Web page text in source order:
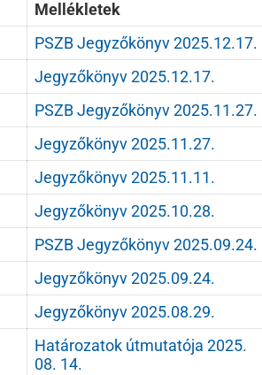
Mellékletek
PSZB Jegyzőkönyv 2025.12.17.
Jegyzőkönyv 2025.12.17.
PSZB Jegyzőkönyv 2025.11.27.
Jegyzőkönyv 2025.11.27.
Jegyzőkönyv 2025.11.11.
Jegyzőkönyv 2025.10.28.
PSZB Jegyzőkönyv 2025.09.24.
Jegyzőkönyv 2025.09.24.
Jegyzőkönyv 2025.08.29.
Határozatok útmutatója 2025.
08. 14.